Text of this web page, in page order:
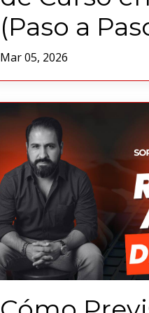
(Paso a
Mar 05, 2026